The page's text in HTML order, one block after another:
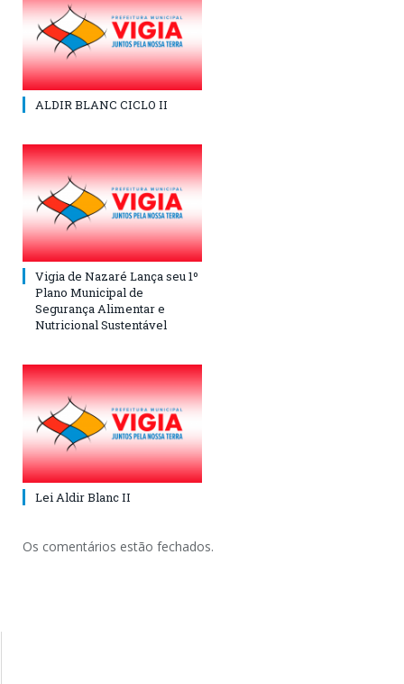
ALDIR BLANC CICLO II
Vigia de Nazaré Lança seu 1º
Plano Municipal de
Segurança Alimentar e
Nutricional Sustentável
Lei Aldir Blanc II
Os comentários estão fechados.